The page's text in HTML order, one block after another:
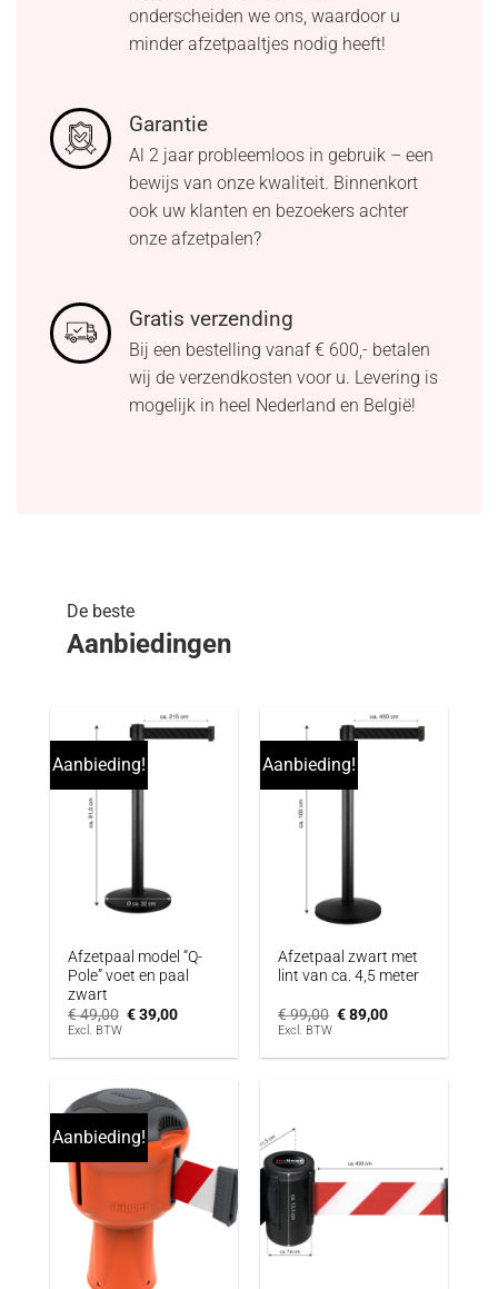
onderscheiden we ons, waardoor u
minder afzetpaaltjes nodig heeft!
Garantie
Al 2 jaar probleemloos in gebruik – een
bewijs van onze kwaliteit. Binnenkort
ook uw klanten en bezoekers achter
onze afzetpalen?
Gratis verzending
Bij een bestelling vanaf € 600,- betalen
wij de verzendkosten voor u. Levering is
mogelijk in heel Nederland en België!
De beste
Aanbiedingen
Aanbieding!
Afzetpaal model “Q-
Pole” voet en paal
zwart
€49,00 Oorspronkelijke
€ 49,00.
€39,00Huidige
€ 39,00.
Excl. BTW
Aanbieding!
Afzetpaal zwart met
lint van ca. 4,5 meter
€99,00 Oorspronkelijke
€ 99,00.
€89,00Huidige
€ 89,00.
Excl. BTW
Aanbieding!